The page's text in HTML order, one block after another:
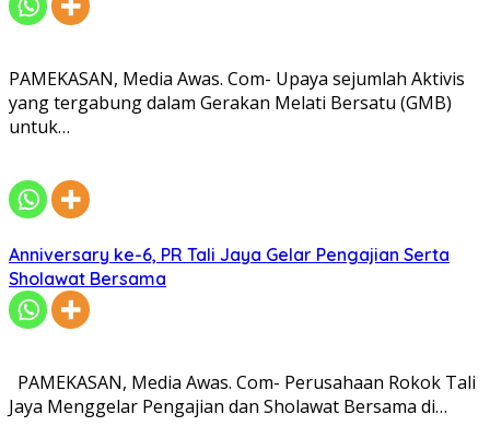
PAMEKASAN, Media Awas. Com- Upaya sejumlah Aktivis
yang tergabung dalam Gerakan Melati Bersatu (GMB)
untuk…
Anniversary ke-6, PR Tali Jaya Gelar Pengajian Serta
Sholawat Bersama
PAMEKASAN, Media Awas. Com- Perusahaan Rokok Tali
Jaya Menggelar Pengajian dan Sholawat Bersama di…